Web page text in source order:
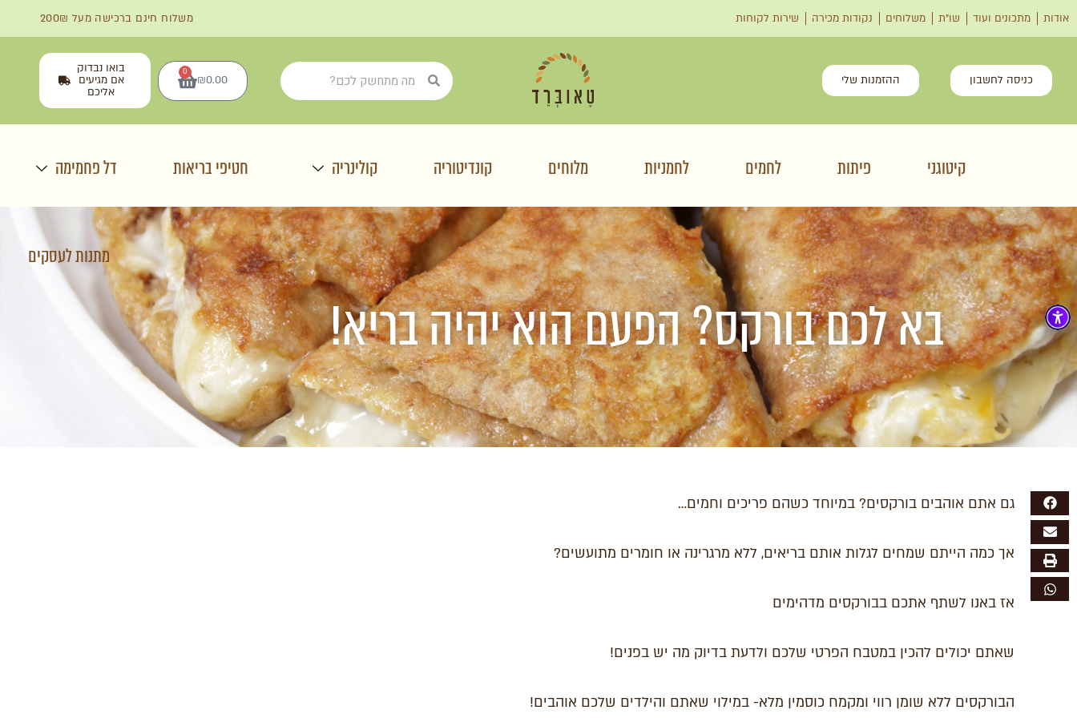
אודות מתכונים ועוד שו"ת משלוחים נקודות מכירה שירות לקוחות משלוח חינם ברכישה מעל 200₪
כניסה לחשבון ההזמנות שלי ₪0.00
0
בואו נבדוק
אם מגיעים
אליכם
קיטוגני פיתות לחמים לחמניות מלוחים קונדיטוריה קולינריה חטיפי בריאות דל פחמימה
מתנות לעסקים
בא לכם בורקס? הפעם הוא יהיה בריא!
גם אתם אוהבים בורקסים? במיוחד כשהם פריכים וחמים…
אך כמה הייתם שמחים לגלות אותם בריאים, ללא מרגרינה או חומרים מתועשים?
אז באנו לשתף אתכם בבורקסים מדהימים
שאתם יכולים להכין במטבח הפרטי שלכם ולדעת בדיוק מה יש בפנים!
הבורקסים ללא שומן רווי ומקמח כוסמין מלא- במילוי שאתם והילדים שלכם אוהבים!